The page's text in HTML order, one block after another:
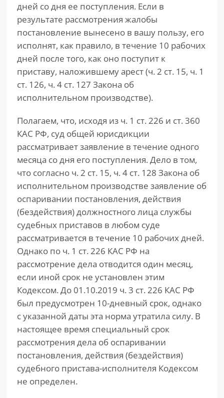
дней со дня ее поступления. Если в
результате рассмотрения жалобы
постановление вынесено в вашу пользу, его
исполнят, как правило, в течение 10 рабочих
дней после того, как оно поступит к
приставу, наложившему арест (ч. 2 ст. 15, ч. 1
ст. 126, ч. 4 ст. 127 Закона об
исполнительном производстве).
Полагаем, что, исходя из ч. 1 ст. 226 и ст. 360
КАС РФ, суд общей юрисдикции
рассматривает заявление в течение одного
месяца со дня его поступления. Дело в том,
что согласно ч. 2 ст. 15, ч. 4 ст. 128 Закона об
исполнительном производстве заявление об
оспаривании постановления, действия
(бездействия) должностного лица службы
судебных приставов в любом суде
рассматривается в течение 10 рабочих дней.
Однако по ч. 1 ст. 226 КАС РФ на
рассмотрение дела отводится один месяц,
если иной срок не установлен этим
Кодексом. До 01.10.2019 ч. 3 ст. 226 КАС РФ
был предусмотрен 10-дневный срок, однако
с указанной даты эта норма утратила силу. В
настоящее время специальный срок
рассмотрения дела об оспаривании
постановления, действия (бездействия)
судебного пристава-исполнителя Кодексом
не определен.